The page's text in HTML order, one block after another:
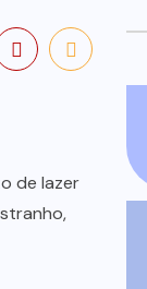
de lazer